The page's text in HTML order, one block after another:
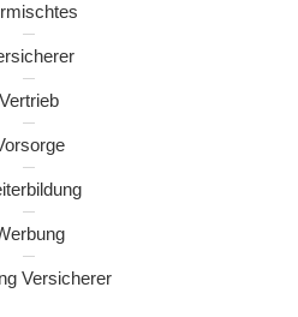
Vertrieb
Versicherer